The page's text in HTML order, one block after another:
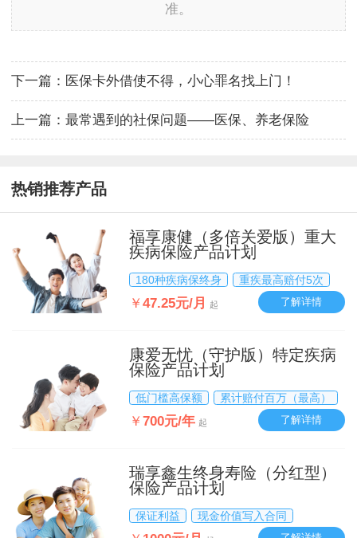
准。
下一篇： 医保卡外借使不得，小心罪名找上门！
上一篇： 最常遇到的社保问题——医保、养老保险
热销推荐产品
福享康健（多倍关爱版）重大
疾病保险产品计划
180种疾病保终身 重疾最高赔付5次
￥47.25元/月 起 了解详情
康爱无忧（守护版）特定疾病
保险产品计划
低门槛高保额 累计赔付百万（最高）
￥700元/年 起 了解详情
瑞享鑫生终身寿险（分红型）
保险产品计划
保证利益 现金价值写入合同